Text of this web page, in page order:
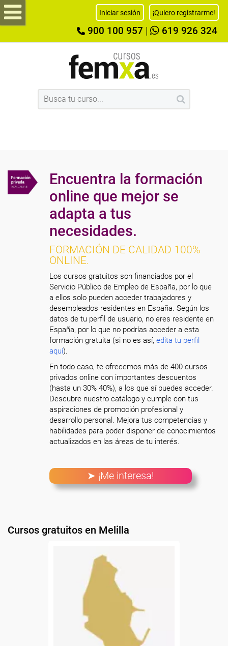
Iniciar sesión ¡Quiero registrarme!
900 100 957 619 926 324
Encuentra la formación
online que mejor se
adapta a tus
necesidades.
FORMACIÓN DE CALIDAD 100%
ONLINE.
Los cursos gratuitos son financiados por el
Servicio Público de Empleo de España, por lo que
a ellos solo pueden acceder trabajadores y
desempleados residentes en España. Según los
datos de tu perfil de usuario, no eres residente en
España, por lo que no podrías acceder a esta
formación gratuita (si no es así,edita tu perfil
aquí).
En todo caso, te ofrecemos más de 400 cursos
privados online con importantes descuentos
(hasta un 30% 40%), a los que sí puedes acceder.
Descubre nuestro catálogo y cumple con tus
aspiraciones de promoción profesional y
desarrollo personal. Mejora tus competencias y
habilidades para poder disponer de conocimientos
actualizados en las áreas de tu interés.
➤ ¡Me interesa!
Cursos gratuitos en Melilla